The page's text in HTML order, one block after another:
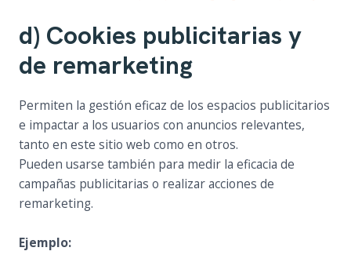
d) Cookies publicitarias y
de remarketing
Permiten la gestión eficaz de los espacios publicitarios
e impactar a los usuarios con anuncios relevantes,
tanto en este sitio web como en otros.
Pueden usarse también para medir la eficacia de
campañas publicitarias o realizar acciones de
remarketing.
Ejemplo: